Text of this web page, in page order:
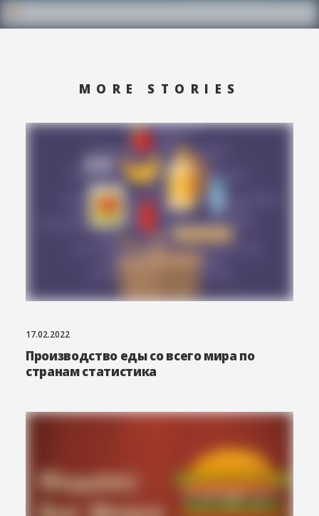
MORE STORIES
17.02.2022
Производство еды со всего мира по
странам статистика